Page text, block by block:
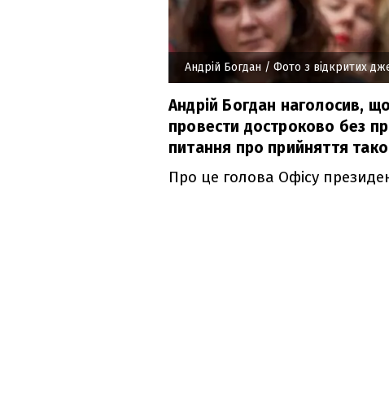
Андрій Богдан / Фото з відкритих
Андрій Богдан наголосив,
провести достроково без
питання про прийняття
Про це голова Офісу